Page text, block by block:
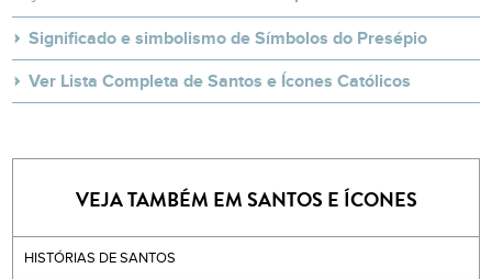
Significado e simbolismo de Símbolos do Presépio
Ver Lista Completa de Santos e Ícones Católicos
VEJA TAMBÉM EM SANTOS E ÍCONES
HISTÓRIAS DE SANTOS